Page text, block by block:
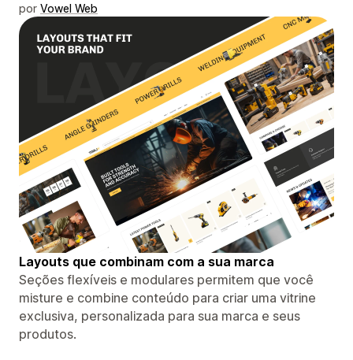
por Vowel Web
Layouts que combinam com a sua marca
Seções flexíveis e modulares permitem que você
misture e combine conteúdo para criar uma vitrine
exclusiva, personalizada para sua marca e seus
produtos.